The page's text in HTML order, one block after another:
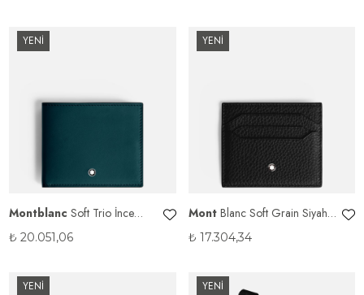
YENİ
Montblanc Soft Trio İnce
Cüzdan
₺ 20.051,06
YENİ
MontBlanc Soft Grain Siyah
Kartlık
₺ 17.304,34
YENİ YENİ